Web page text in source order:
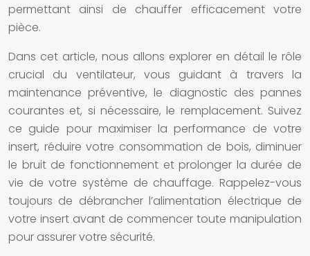
permettant ainsi de chauffer efficacement votre
pièce.
Dans cet article, nous allons explorer en détail le rôle
crucial du ventilateur, vous guidant à travers la
maintenance préventive, le diagnostic des pannes
courantes et, si nécessaire, le remplacement. Suivez
ce guide pour maximiser la performance de votre
insert, réduire votre consommation de bois, diminuer
le bruit de fonctionnement et prolonger la durée de
vie de votre système de chauffage. Rappelez-vous
toujours de débrancher l’alimentation électrique de
votre insert avant de commencer toute manipulation
pour assurer votre sécurité.